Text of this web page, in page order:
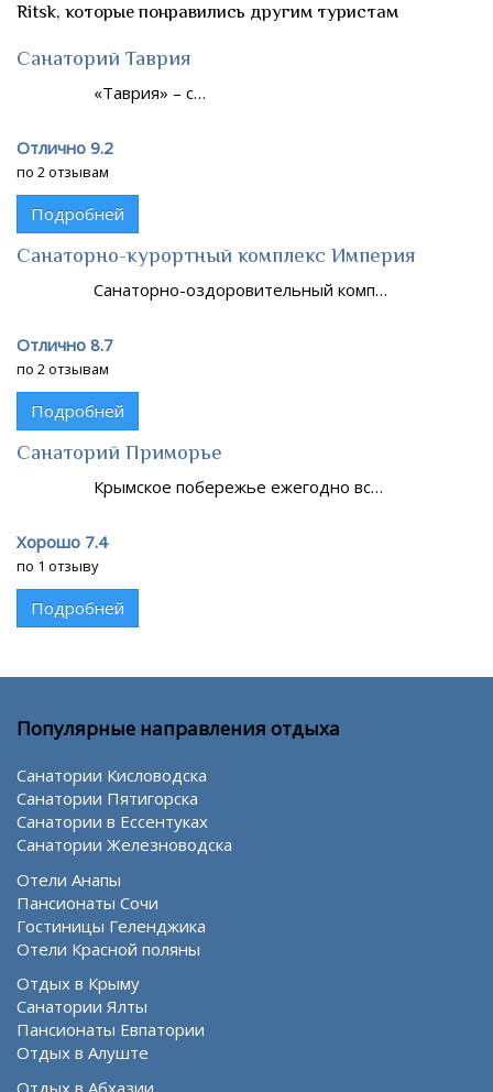
Ritsk, которые понравились другим туристам
Санаторий Таврия
«Таврия» – с…
Отлично 9.2
по 2 отзывам
Подробней
Санаторно-курортный комплекс Империя
Санаторно-оздоровительный комп…
Отлично 8.7
по 2 отзывам
Подробней
Санаторий Приморье
Крымское побережье ежегодно вс…
Хорошо 7.4
по 1 отзыву
Подробней
Популярные направления отдыха
Санатории Кисловодска
Санатории Пятигорска
Санатории в Ессентуках
Санатории Железноводска
Отели Анапы
Пансионаты Сочи
Гостиницы Геленджика
Отели Красной поляны
Отдых в Крыму
Санатории Ялты
Пансионаты Евпатории
Отдых в Алуште
Отдых в Абхазии